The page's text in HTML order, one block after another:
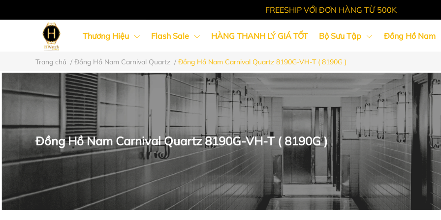
FREESHIP VỚI ĐƠN HÀNG TỪ 500K
Thương Hiệu Flash Sale HÀNG THANH LÝ GIÁ TỐT Bộ Sưu Tập Đồng Hồ Nam
Đồng Hồ Nữ Đồng Hồ Cặp Đôi Tin Tức
Trang chủ / Đồng Hồ Nam Carnival Quartz / Đồng Hồ Nam Carnival Quartz 8190G-VH-T ( 8190G )
Đồng Hồ Nam Carnival Quartz 8190G-VH-T ( 8190G )